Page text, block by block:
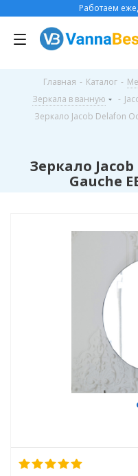
Работаем
Главная - Каталог -
Зеркала в ванную
-
Зеркало Jacob Delafon
Зеркало Jacob
Gauche